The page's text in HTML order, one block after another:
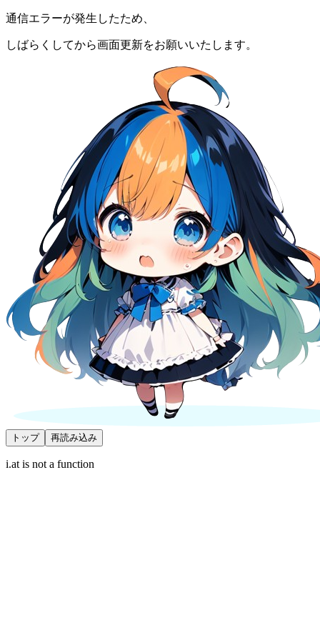
通信エラーが発生したため、
しばらくしてから画面更新をお願いいたします。
トップ 再読み込み
i.at is not a function